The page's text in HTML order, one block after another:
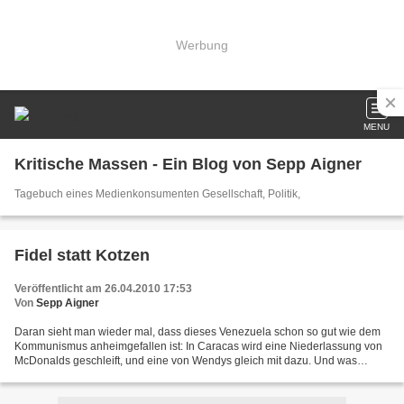
Werbung
MENU
Kritische Massen - Ein Blog von Sepp Aigner
Tagebuch eines Medienkonsumenten Gesellschaft, Politik,
Fidel statt Kotzen
Veröffentlicht am 26.04.2010 17:53
Von Sepp Aigner
Daran sieht man wieder mal, dass dieses Venezuela schon so gut wie dem
Kommunismus anheimgefallen ist: In Caracas wird eine Niederlassung von
McDonalds geschleift, und eine von Wendys gleich mit dazu. Und was